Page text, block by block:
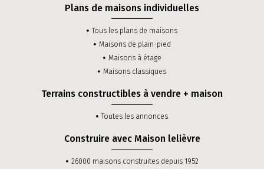
Plans de maisons individuelles
Tous les plans de maisons
Maisons de plain-pied
Maisons à étage
Maisons classiques
Terrains constructibles à vendre + maison
Toutes les annonces
Construire avec Maison lelièvre
26000 maisons construites depuis 1952